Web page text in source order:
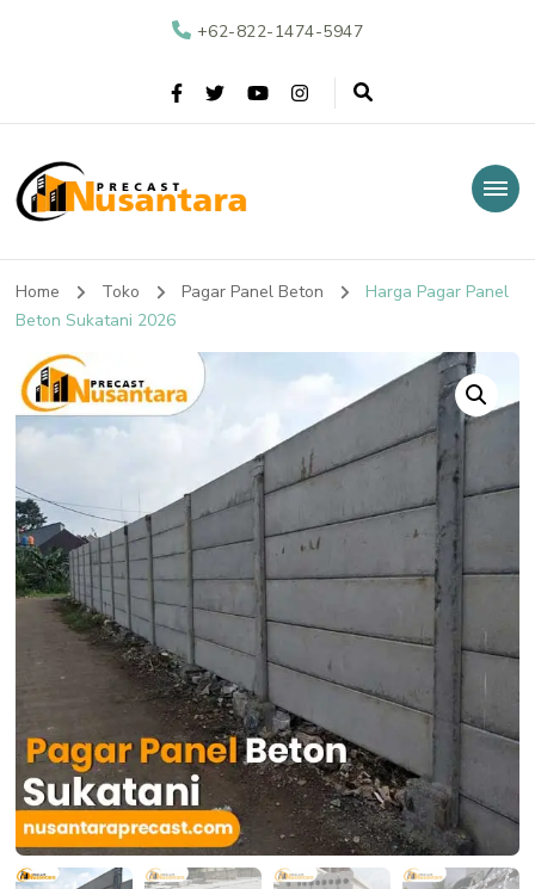
+62-822-1474-5947
Nusantara Precast
Home Toko Pagar Panel Beton
Harga Pagar Panel
Beton Sukatani 2026